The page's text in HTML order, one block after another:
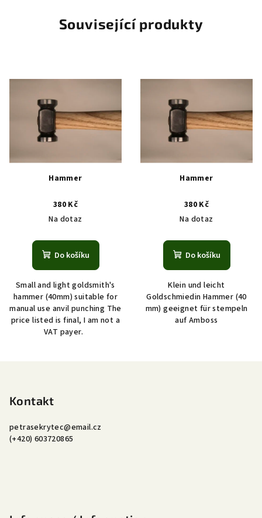
Související produkty
Hammer
380 Kč
Na dotaz
Do košíku
Small and light goldsmith's
hammer (40mm) suitable for
manual use anvil punching The
price listed is final, I am not a
VAT payer.
Hammer
380 Kč
Na dotaz
Do košíku
Klein und leicht
Goldschmiedin Hammer (40
mm) geeignet für stempeln
auf Amboss
Kontakt
petrasekrytec@email.cz
(+420) 603720865